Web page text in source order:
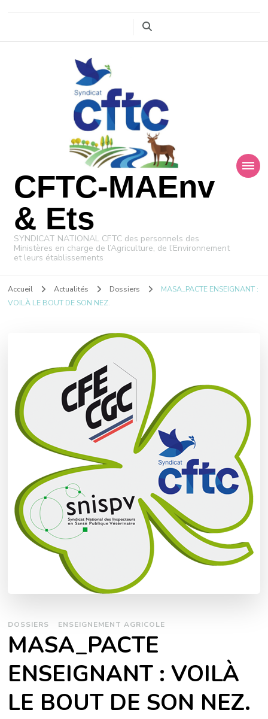
CFTC-MAEnv
& Ets
SYNDICAT NATIONAL CFTC des personnels des
Ministères en charge de l’Agriculture, de l’Environnement
et leurs établissements
Accueil Actualités Dossiers
MASA_PACTE ENSEIGNANT :
VOILÀ LE BOUT DE SON NEZ.
DOSSIERS ENSEIGNEMENT AGRICOLE
MASA_PACTE
ENSEIGNANT : VOILÀ
LE BOUT DE SON NEZ.